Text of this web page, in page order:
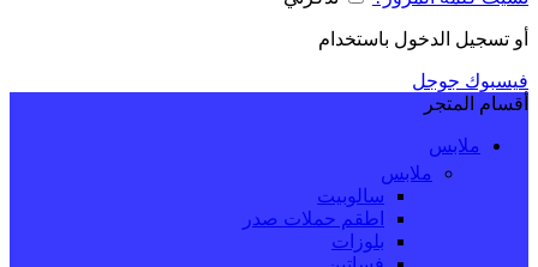
أو تسجيل الدخول باستخدام
فيسبوك جوجل
أقسام المتجر
ملابس
ملابس
سالوبيت
اطقم حملات صدر
بلوزات